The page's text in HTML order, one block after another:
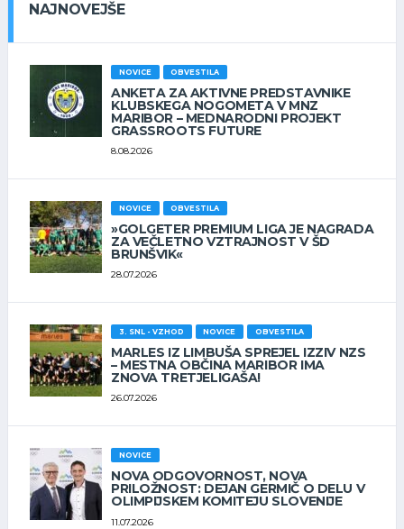
NAJNOVEJŠE
NOVICE OBVESTILA
ANKETA ZA AKTIVNE PREDSTAVNIKE
KLUBSKEGA NOGOMETA V MNZ
MARIBOR – MEDNARODNI PROJEKT
GRASSROOTS FUTURE
8.08.2026
NOVICE OBVESTILA
»GOLGETER PREMIUM LIGA JE NAGRADA
ZA VEČLETNO VZTRAJNOST V ŠD
BRUNŠVIK«
28.07.2026
3. SNL - VZHOD NOVICE OBVESTILA
MARLES IZ LIMBUŠA SPREJEL IZZIV NZS
– MESTNA OBČINA MARIBOR IMA
ZNOVA TRETJELIGAŠA!
26.07.2026
NOVICE
NOVA ODGOVORNOST, NOVA
PRILOŽNOST: DEJAN GERMIČ O DELU V
OLIMPIJSKEM KOMITEJU SLOVENIJE
11.07.2026